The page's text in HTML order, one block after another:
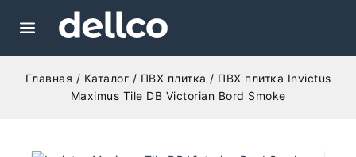
Главная / Каталог / ПВХ плитка / ПВХ плитка Invictus
Maximus Tile DB Victorian Bord Smoke